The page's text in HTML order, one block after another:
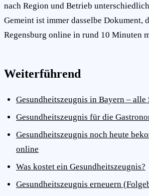
nach Region und Betrieb
Gemeint ist immer dasselbe Dokument,
Regensburg online in rund 10 Minuten
Weiterführend
Gesundheitszeugnis in Bayern –
Gesundheitszeugnis für die
Gesundheitszeugnis noch heute
online
Was kostet ein Gesundheitszeugnis?
Gesundheitszeugnis erneuern